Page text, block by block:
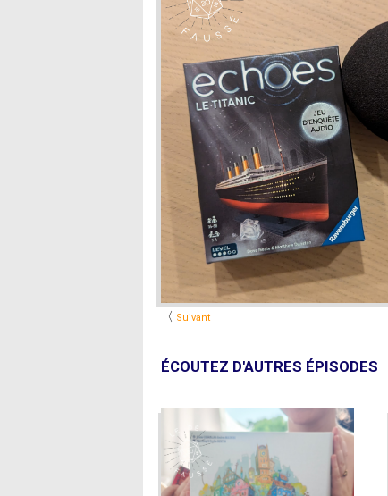
〈 Suivant
ÉCOUTEZ D'AUTRES ÉPISODES